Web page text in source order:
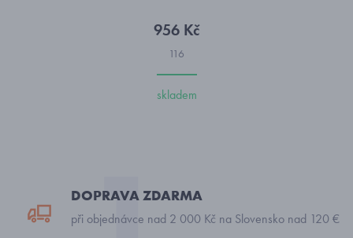
956 Kč
116
skladem
DOPRAVA ZDARMA
při objednávce nad 2 000 Kč na Slovensko nad 120 €